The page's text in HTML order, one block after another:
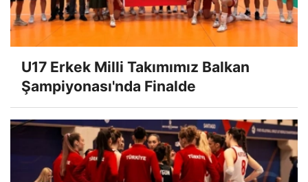
U17 Erkek Milli Takımımız Balkan
Şampiyonası'nda Finalde